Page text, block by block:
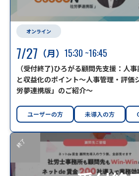
オンライン
7/27 （月） 15:30~16:45
（受付終了)ひろがる顧問先支援：人
と収益化のポイント～人事管理・評
労夢連携版」のご紹介～
ユーザーの方 未導入の方
終了